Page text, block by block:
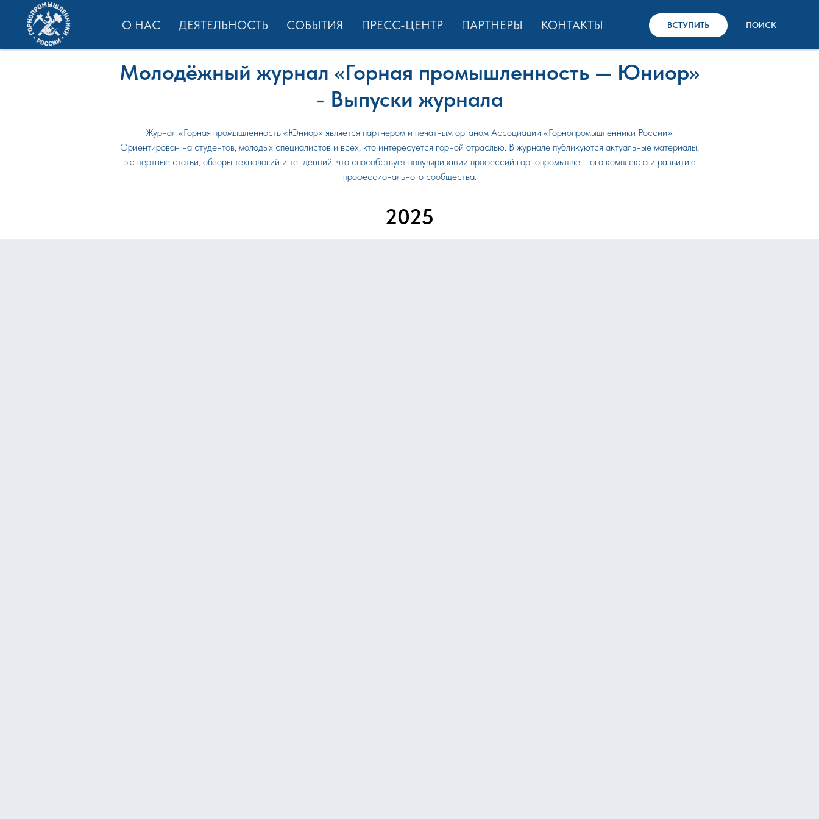
О НАС ДЕЯТЕЛЬНОСТЬ СОБЫТИЯ ПРЕСС-ЦЕНТР ПАРТНЕРЫ КОНТАКТЫ ВСТУПИТЬ ПОИСК
Молодёжный журнал «Горная промышленность — Юниор»
- Выпуски журнала
Журнал «Горная промышленность «Юниор» является партнером и печатным органом Ассоциации «Горнопромышленники России».
Ориентирован на студентов, молодых специалистов и всех, кто интересуется горной отраслью. В журнале публикуются актуальные материалы,
экспертные статьи, обзоры технологий и тенденций, что способствует популяризации профессий горнопромышленного комплекса и развитию
профессионального сообщества.
2025